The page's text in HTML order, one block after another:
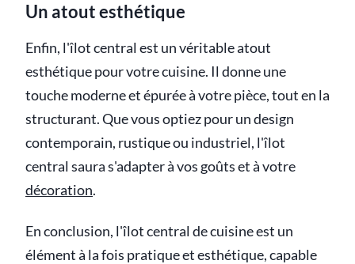
Un atout esthétique
Enfin, l'îlot central est un véritable atout
esthétique pour votre cuisine. Il donne une
touche moderne et épurée à votre pièce, tout en la
structurant. Que vous optiez pour un design
contemporain, rustique ou industriel, l'îlot
central saura s'adapter à vos goûts et à votre
décoration.
En conclusion, l'îlot central de cuisine est un
élément à la fois pratique et esthétique, capable